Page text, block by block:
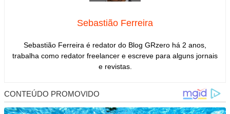
Sebastião Ferreira
Sebastião Ferreira é redator do Blog GRzero há 2 anos,
trabalha como redator freelancer e escreve para alguns jornais
e revistas.